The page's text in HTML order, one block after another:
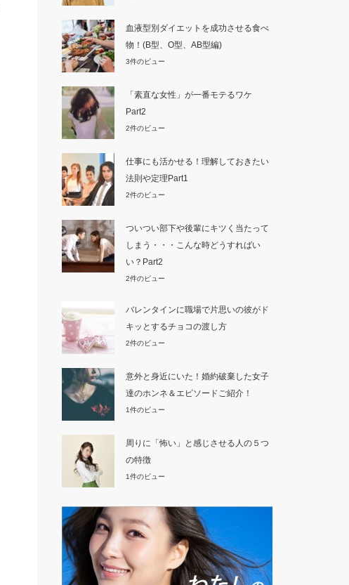
血液型別ダイエットを成功させる食べ
物！(B型、O型、AB型編)
3件のビュー
「素直な女性」が一番モテるワケ
Part2
2件のビュー
仕事にも活かせる！理解しておきたい
法則や定理Part1
2件のビュー
ついつい部下や後輩にキツく当たって
しまう・・・こんな時どうすればい
い？Part2
2件のビュー
バレンタインに職場で片思いの彼がド
キッとするチョコの渡し方
2件のビュー
意外と身近にいた！婚約破棄した女子
達のホンネ＆エピソードご紹介！
1件のビュー
周りに「怖い」と感じさせる人の５つ
の特徴
1件のビュー